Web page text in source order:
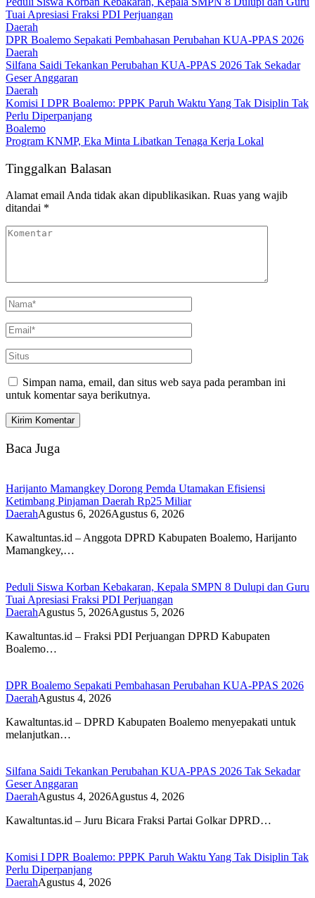
Tuai Apresiasi Fraksi PDI Perjuangan
Daerah
DPR Boalemo Sepakati Pembahasan Perubahan KUA-PPAS 2026
Daerah
Silfana Saidi Tekankan Perubahan KUA-PPAS 2026 Tak Sekadar
Geser Anggaran
Daerah
Komisi I DPR Boalemo: PPPK Paruh Waktu Yang Tak Disiplin Tak
Perlu Diperpanjang
Boalemo
Program KNMP, Eka Minta Libatkan Tenaga Kerja Lokal
Tinggalkan Balasan
Alamat email Anda tidak akan dipublikasikan. Ruas yang wajib
ditandai *
Simpan nama, email, dan situs web saya pada peramban ini
untuk komentar saya berikutnya.
Baca Juga
Harijanto Mamangkey Dorong Pemda Utamakan Efisiensi
Ketimbang Pinjaman Daerah Rp25 Miliar
DaerahAgustus 6, 2026Agustus 6, 2026
Kawaltuntas.id – Anggota DPRD Kabupaten Boalemo, Harijanto
Mamangkey,…
Peduli Siswa Korban Kebakaran, Kepala SMPN 8 Dulupi dan Guru
Tuai Apresiasi Fraksi PDI Perjuangan
DaerahAgustus 5, 2026Agustus 5, 2026
Kawaltuntas.id – Fraksi PDI Perjuangan DPRD Kabupaten
Boalemo…
DPR Boalemo Sepakati Pembahasan Perubahan KUA-PPAS 2026
DaerahAgustus 4, 2026
Kawaltuntas.id – DPRD Kabupaten Boalemo menyepakati untuk
melanjutkan…
Silfana Saidi Tekankan Perubahan KUA-PPAS 2026 Tak Sekadar
Geser Anggaran
DaerahAgustus 4, 2026Agustus 4, 2026
Kawaltuntas.id – Juru Bicara Fraksi Partai Golkar DPRD…
Komisi I DPR Boalemo: PPPK Paruh Waktu Yang Tak Disiplin Tak
Perlu Diperpanjang
DaerahAgustus 4, 2026